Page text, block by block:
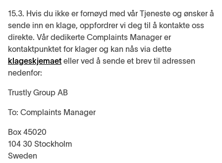
15.3. Hvis du ikke er fornøyd med vår Tjeneste og ønsker å
sende inn en klage, oppfordrer vi deg til å kontakte oss
direkte. Vår dedikerte Complaints Manager er
kontaktpunktet for klager og kan nås via dette
klageskjemaet eller ved å sende et brev til adressen
nedenfor:
Trustly Group AB
To: Complaints Manager
Box 45020
104 30 Stockholm
Sweden